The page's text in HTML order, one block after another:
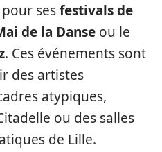
sesfestivals de
de la Danse ou le
. Ces événements sont
des artistes
atypiques,
ou des salles
de Lille.